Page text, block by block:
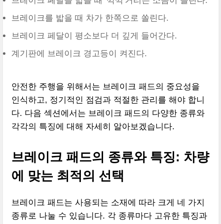
브레이크를 밟을 때 차가 한쪽으로 쏠린다.
브레이크 페달이 평소보다 더 깊게 들어간다.
계기판에 브레이크 경고등이 켜진다.
안전한 주행을 위해서는 브레이크 패드의 중요성을
인식하고, 정기적인 점검과 적절한 관리를 해야 합니
다. 다음 섹션에서는 브레이크 패드의 다양한 종류와
각각의 특징에 대해 자세히 알아보겠습니다.
브레이크 패드의 종류와 특징: 차량
에 맞는 최적의 선택
브레이크 패드는 사용되는 소재에 따라 크게 네 가지
종류로 나눌 수 있습니다. 각 종류마다 고유한 특징과